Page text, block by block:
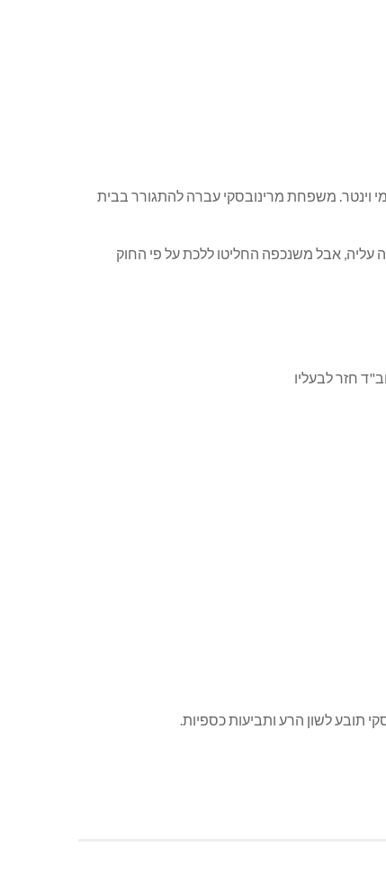
לבעליו החוקיים: ציפורה ורמי וינטר. משפחת מרינובסקי עברה להתגורר בבית
עליה, אבל משנכפה החליטו ללכת על פי החוק
תובע לשון הרע ותביעות כספיות.